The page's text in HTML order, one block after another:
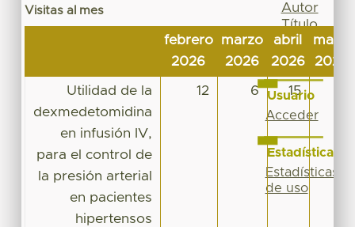
Visitas al mes
febrero
2026
marzo
2026
abril
2026
mayo
2026
Utilidad de la
dexmedetomidina
en infusión IV,
para el control de
la presión arterial
en pacientes
hipertensos
12 6 15
Autor
Título
Materia
Tipo
Usuario
Acceder
Estadísticas
Estadísticas
de uso